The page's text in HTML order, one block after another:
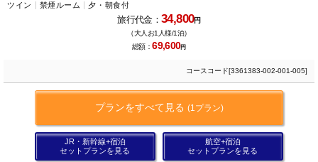
ツイン 禁煙ルーム 夕・朝食付
旅行代金：34,800円
（大人お1人様/1泊）
総額：69,600円
コースコード[3361383-002-001-005]
プランをすべて見る (1プラン)
JR・新幹線+宿泊
セットプランを見る
航空+宿泊
セットプランを見る